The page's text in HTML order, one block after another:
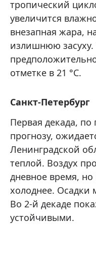
тропический
увеличится
внезапная жара,
излишнюю засуху.
отметке в 21 °C.
Санкт-Петербург
Первая декада,
прогнозу,
Ленинградской
теплой. Воздух
дневное время, но
холоднее. Осадки
Во 2-й декаде
устойчивыми.